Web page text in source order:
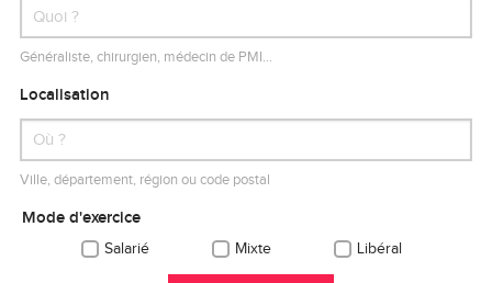
Généraliste, chirurgien, médecin de PMI…
Localisation
Ville, département, région ou code postal
Mode d'exercice
Salarié Mixte Libéral